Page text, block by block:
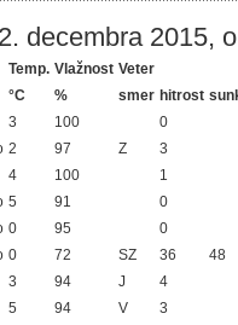
decembra 2015,
Temp. Vlažnost Veter
°C
% smer hitrost
3 100
0
2 97 Z
3
4 100
1
5 91
0
0 95
0
0 72 SZ 36
48
3 94 J
4
5 94 V
3